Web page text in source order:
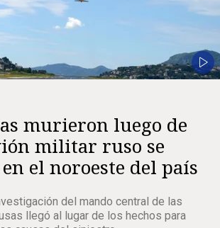
murieron luego de
militar ruso se
el noroeste del país
del mando central de las
llegó al lugar de los hechos para